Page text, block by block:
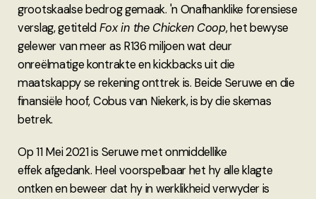
grootskaalse bedrog gemaak. 'n Onafhanklike forensiese
verslag, getiteldFox in the Chicken Coop, het bewyse
gelewer van meer as R136 miljoen wat deur
onreëlmatige kontrakte en kickbacks uit die
maatskappy se rekening onttrek is. Beide Seruwe en die
finansiële hoof, Cobus van Niekerk, is by die skemas
betrek.
Op 11 Mei 2021 is Seruwe met onmiddellike
effek afgedank. Heel voorspelbaar het hy alle klagte
ontken en beweer dat hy in werklikheid verwyder is